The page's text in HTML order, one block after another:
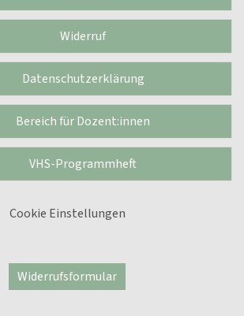
Widerruf
Datenschutzerklärung
Bereich für Dozent:innen
VHS-Programmheft
Cookie Einstellungen
Widerrufsformular